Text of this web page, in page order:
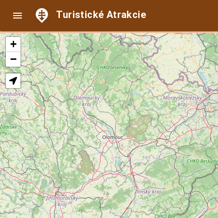
 Turistické Atrakcie
+
−